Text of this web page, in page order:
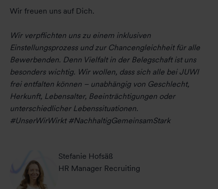
Wir freuen uns auf Dich.
Wir verpflichten uns zu einem inklusiven
Einstellungsprozess und zur Chancengleichheit für alle
Bewerbenden. Denn Vielfalt in der Belegschaft ist uns
besonders wichtig. Wir wollen, dass sich alle bei JUWI
frei entfalten können – unabhängig von Geschlecht,
Herkunft, Lebensalter, Beeinträchtigungen oder
unterschiedlicher Lebenssituationen.
#UnserWirWirkt #NachhaltigGemeinsamStark
Stefanie Hofsäß
HR Manager Recruiting